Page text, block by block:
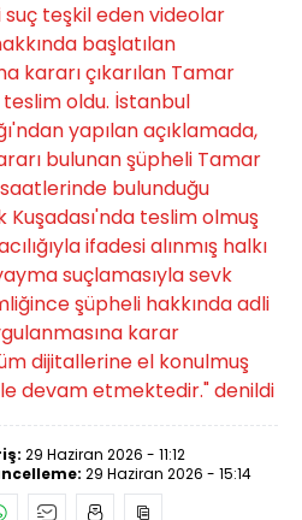
teşkil eden videolar
başlatılan
kararı çıkarılan Tamar
teslim oldu. İstanbul
yapılan açıklamada,
bulunan şüpheli Tamar
bulunduğu
teslim olmuş
ifadesi alınmış halkı
suçlamasıyla sevk
şüpheli hakkında adli
karar
dijitallerine el konulmuş
devam etmektedir." denildi
29 Haziran 2026 - 11:12
29 Haziran 2026 - 15:14